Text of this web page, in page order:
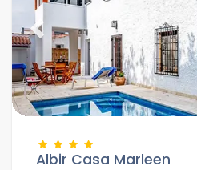
Previous
Albir Casa Marleen